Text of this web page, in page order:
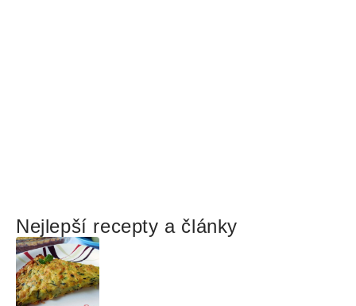
Nejlepší recepty a články